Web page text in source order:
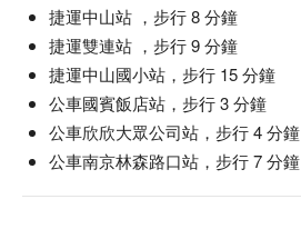
捷運中山站 ，步行 8 分鐘
捷運雙連站 ，步行 9 分鐘
捷運中山國小站，步行 15 分鐘
公車國賓飯店站，步行 3 分鐘
公車欣欣大眾公司站，步行 4 分鐘
公車南京林森路口站，步行 7 分鐘